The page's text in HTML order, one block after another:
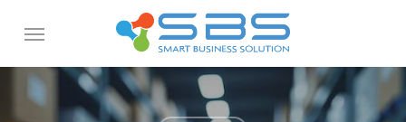
main
content
Menu